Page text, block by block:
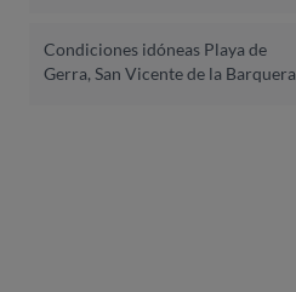
Condiciones idóneas Playa de
Gerra, San Vicente de la Barquera